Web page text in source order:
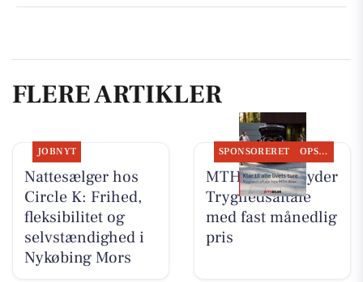
FLERE ARTIKLER
JOBNYT
Nattesælger hos
Circle K: Frihed,
fleksibilitet og
selvstændighed i
Nykøbing Mors
SPONSORERET OPSLAGSTAVLEN
MTH Biler tilbyder
Tryghedsaftale
med fast månedlig
pris